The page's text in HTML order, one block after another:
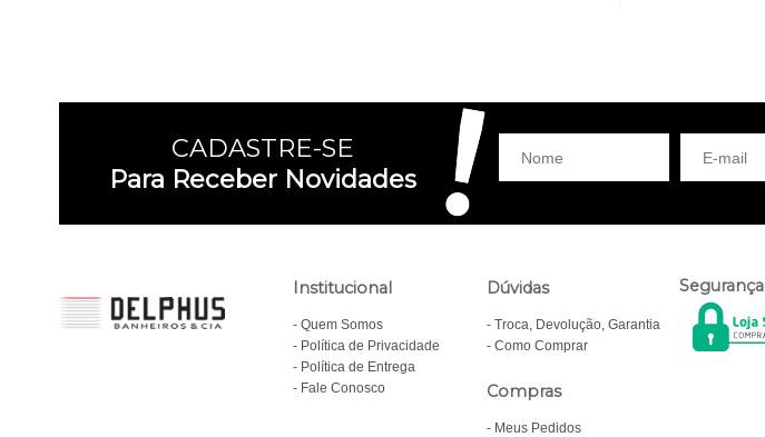
CADASTRE-SE
Para Receber Novidades
Institucional
Quem Somos
Política de Privacidade
Política de Entrega
Fale Conosco
Dúvidas
Troca, Devolução, Garantia
Como Comprar
Compras
Meus Pedidos
Segurança